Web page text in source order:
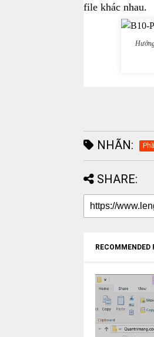
file khác nhau.
NHÃN:
SHARE:
RECOMMENDED